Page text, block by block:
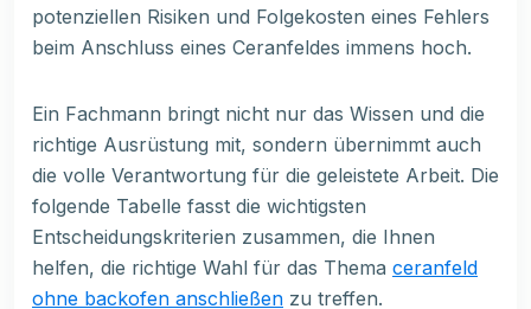
potenziellen Risiken und Folgekosten eines Fehlers
beim Anschluss eines Ceranfeldes immens hoch.
Ein Fachmann bringt nicht nur das Wissen und die
richtige Ausrüstung mit, sondern übernimmt auch
die volle Verantwortung für die geleistete Arbeit. Die
folgende Tabelle fasst die wichtigsten
Entscheidungskriterien zusammen, die Ihnen
helfen, die richtige Wahl für das Thema ceranfeld
ohne backofen anschließen zu treffen.